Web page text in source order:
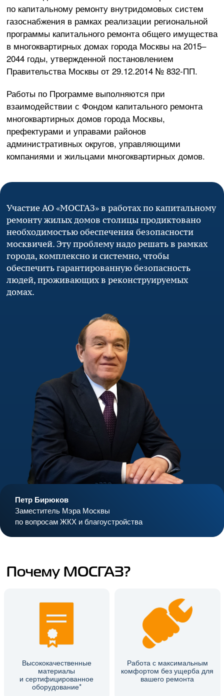
по капитальному ремонту внутридомовых систем
газоснабжения в рамках реализации региональной
программы капитального ремонта общего имущества
в многоквартирных домах города Москвы на 2015–
2044 годы, утвержденной постановлением
Правительства Москвы от 29.12.2014 № 832-ПП.
Работы по Программе выполняются при
взаимодействии с Фондом капитального ремонта
многоквартирных домов города Москвы,
префектурами и управами районов
административных округов, управляющими
компаниями и жильцами многоквартирных домов.
Петр Бирюков
Заместитель Мэра Москвы
по вопросам ЖКХ и благоустройства
Участие АО «МОСГАЗ» в работах по капитальному
ремонту жилых домов столицы продиктовано
необходимостью обеспечения безопасности
москвичей. Эту проблему надо решать в рамках
города, комплексно и системно, чтобы
обеспечить гарантированную безопасность
людей, проживающих в реконструируемых
домах.
Почему МОСГАЗ?
Высококачественные
материалы
и сертифицированное
оборудование*
Работа с максимальным
комфортом без ущерба для
вашего ремонта